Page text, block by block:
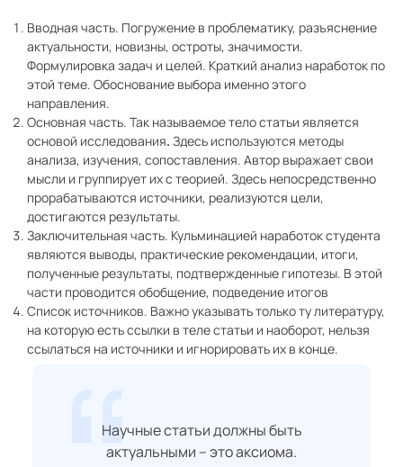
Вводная часть. Погружение в проблематику, разъяснение
актуальности, новизны, остроты, значимости.
Формулировка задач и целей. Краткий анализ наработок по
этой теме. Обоснование выбора именно этого
направления.
Основная часть. Так называемое тело статьи является
основой исследования. Здесь используются методы
анализа, изучения, сопоставления. Автор выражает свои
мысли и группирует их с теорией. Здесь непосредственно
прорабатываются источники, реализуются цели,
достигаются результаты.
Заключительная часть. Кульминацией наработок студента
являются выводы, практические рекомендации, итоги,
полученные результаты, подтвержденные гипотезы. В этой
части проводится обобщение, подведение итогов
Список источников. Важно указывать только ту литературу,
на которую есть ссылки в теле статьи и наоборот, нельзя
ссылаться на источники и игнорировать их в конце.
Научные статьи должны быть
актуальными – это аксиома.